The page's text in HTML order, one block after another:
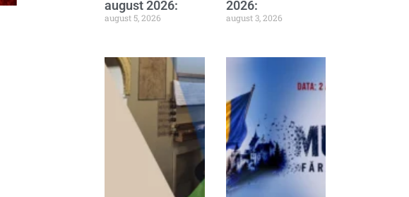
august 2026:
august 5, 2026
2026:
august 3, 2026